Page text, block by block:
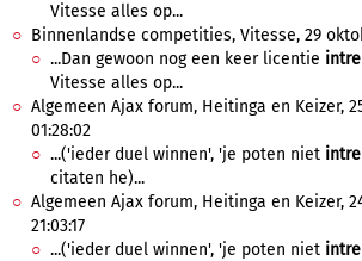
Vitesse alles op...
Binnenlandse competities, Vitesse, 29
...Dan gewoon nog een keer licentie
Vitesse alles op...
Algemeen Ajax forum, Heitinga en Keizer,
01:28:02
...('ieder duel winnen', 'je poten niet
citaten he)...
Algemeen Ajax forum, Heitinga en Keizer,
21:03:17
...('ieder duel winnen', 'je poten niet